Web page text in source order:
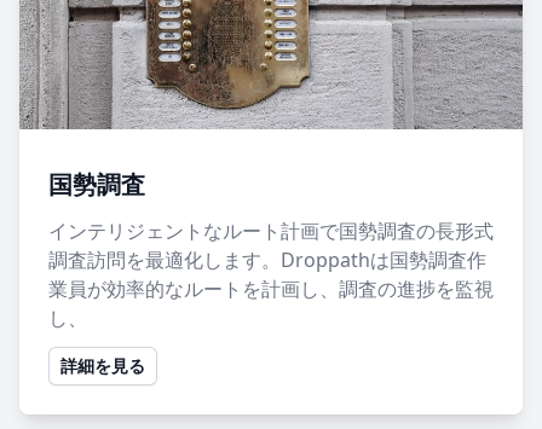
国勢調査
インテリジェントなルート計画で国勢調査の長形式
調査訪問を最適化します。Droppathは国勢調査作
業員が効率的なルートを計画し、調査の進捗を監視
し、
詳細を見る